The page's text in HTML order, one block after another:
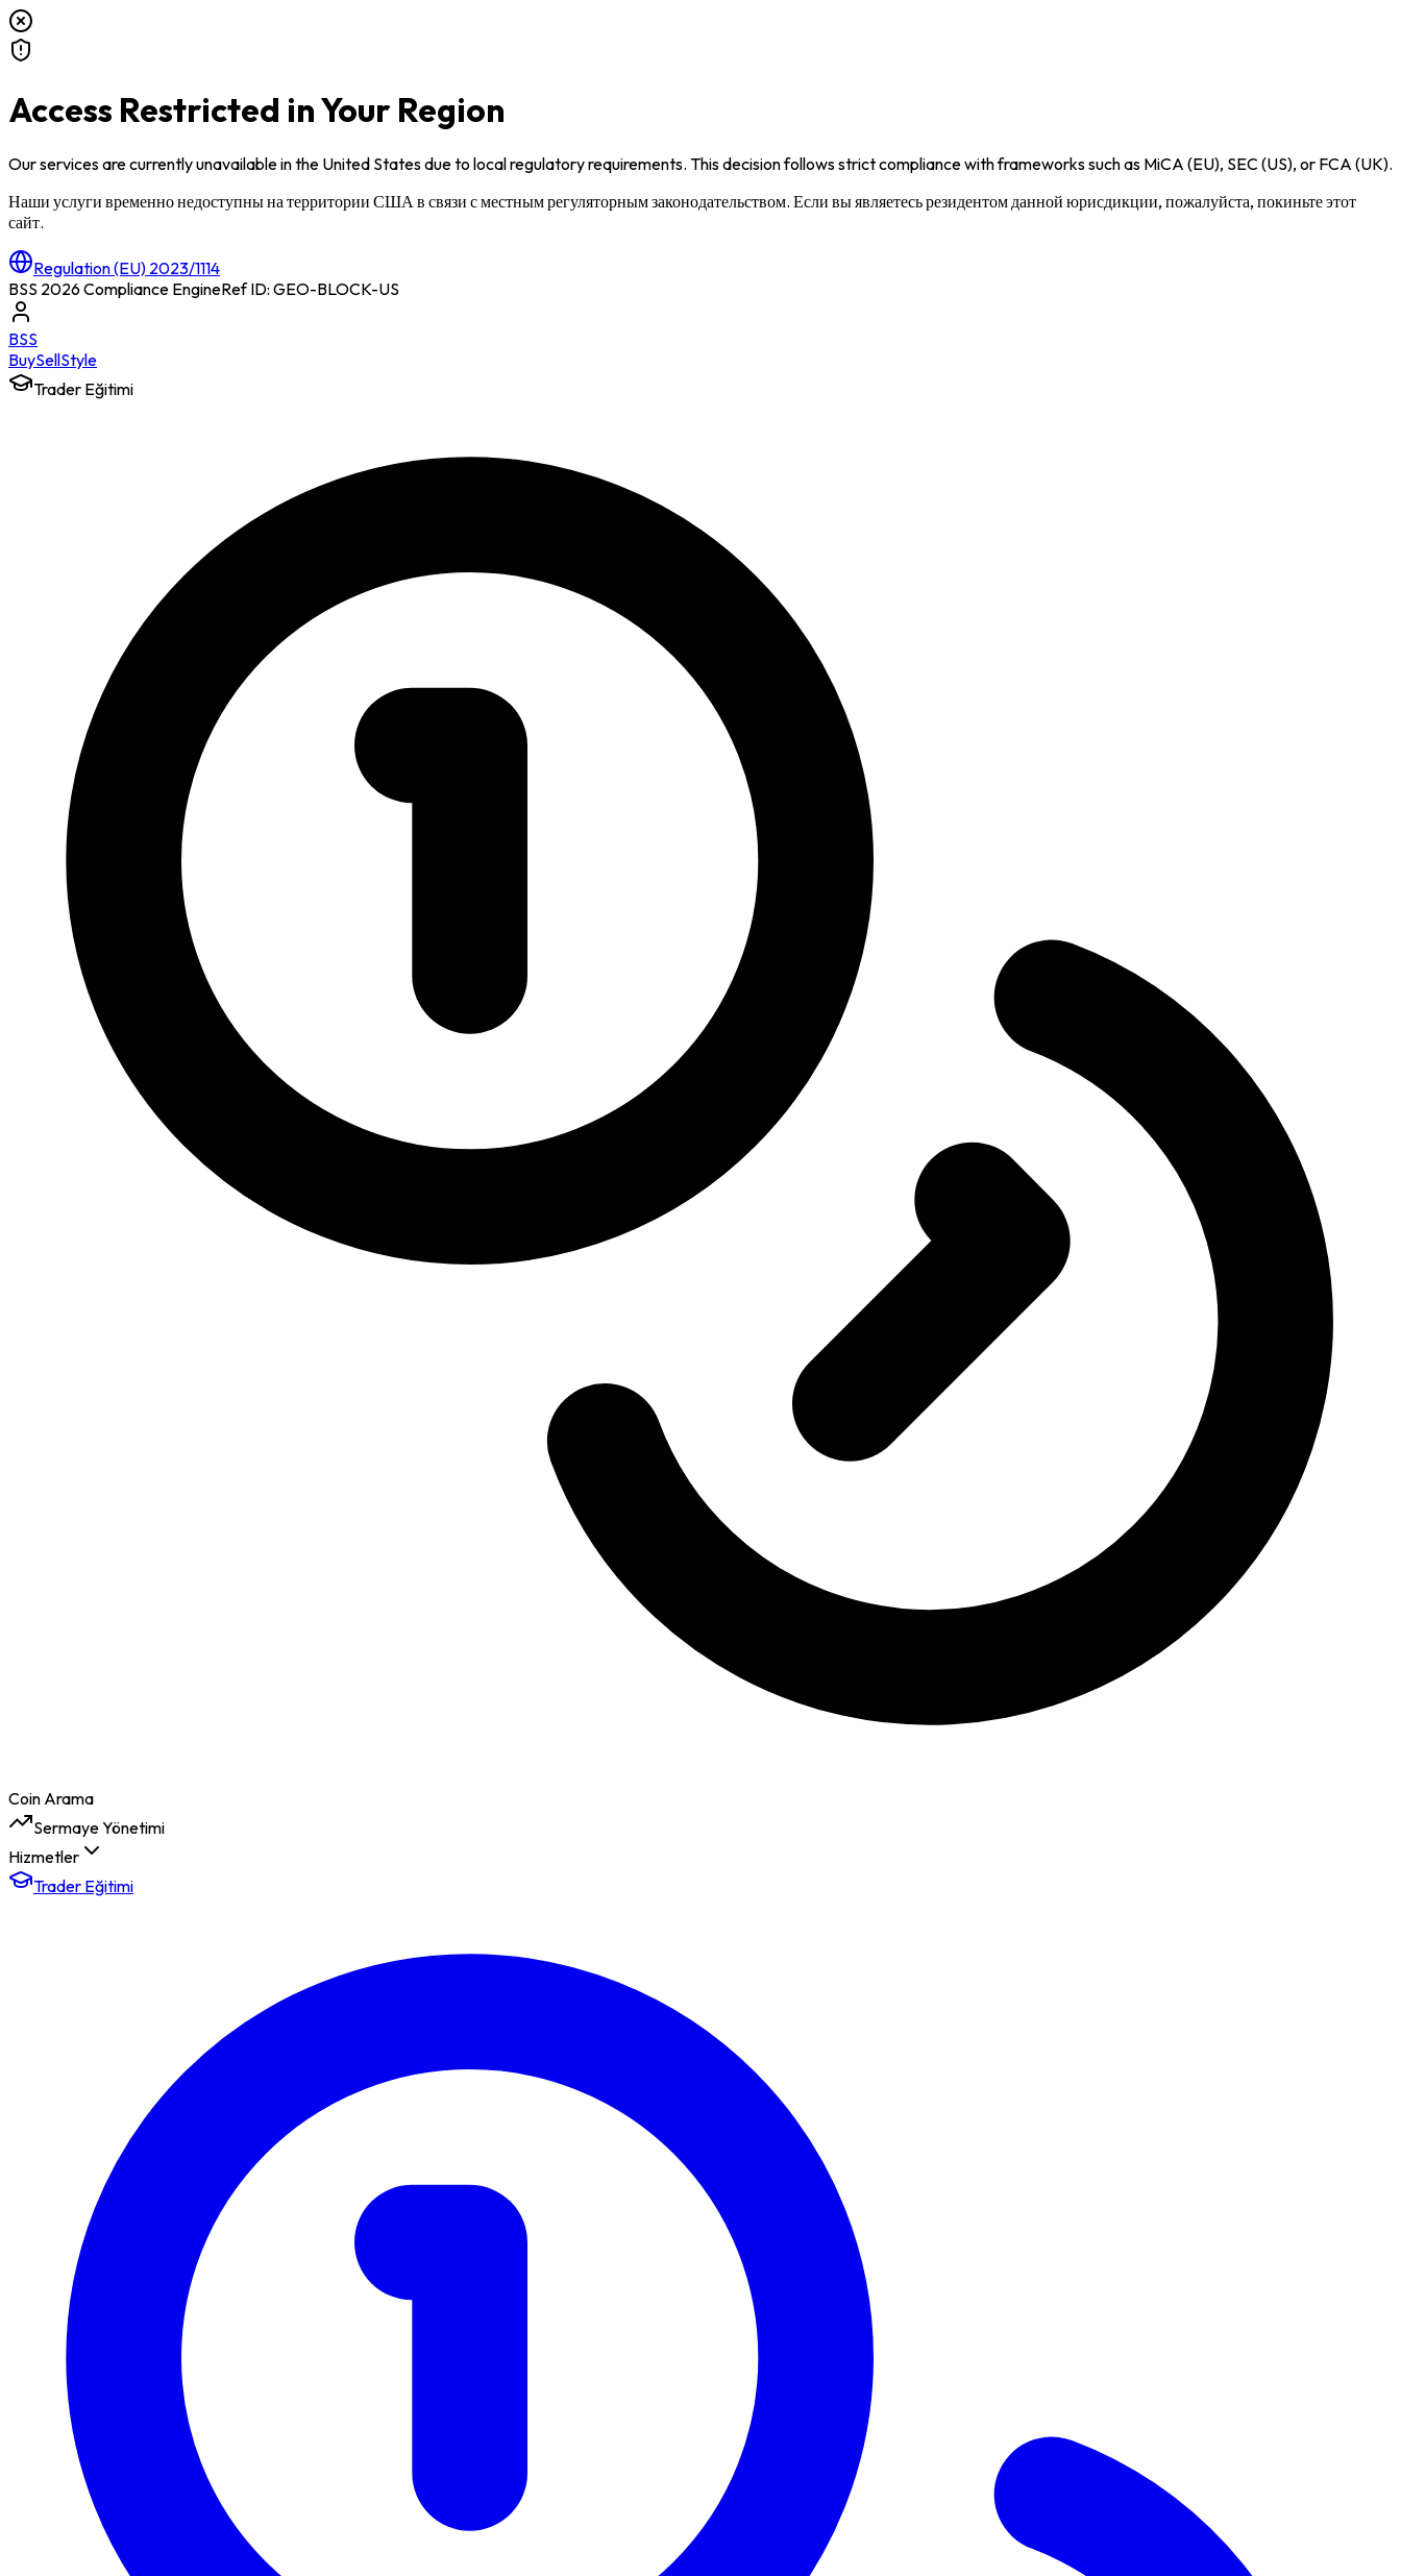
Access Restricted in Your Region
Our services are currently unavailable inthe United Statesdue to local regulatory requirements. This decision follows strict compliance with frameworks such as MiCA (EU), SEC (US), or FCA (UK).
Наши услуги временно недоступны на территории США в связи с местным регуляторным законодательством. Если вы являетесь резидентом данной юрисдикции, пожалуйста, покиньте этот
сайт.
Regulation (EU) 2023/1114
BSS 2026 Compliance EngineRef ID: GEO-BLOCK-US
BSS
BuySellStyle
Trader Eğitimi
Coin Arama
Sermaye Yönetimi
Hizmetler
Trader Eğitimi